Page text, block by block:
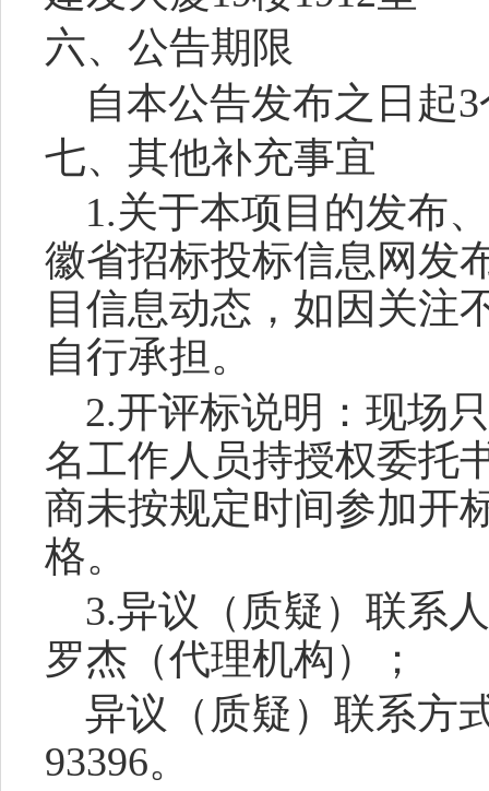
六、公告期限
自本公告发布之日起
七、其他补充事宜
1.关于本项目的发布
徽省招标投标信息网发
目信息动态，如因关注
自行承担。
2.开评标说明：现场
名工作人员持授权委托
商未按规定时间参加开
格。
3.异议（质疑）联系
罗杰 （代理机构）
；
异议（质疑）联系方
93396。